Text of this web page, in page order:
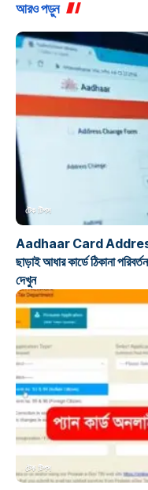
আরও পড়ুন
টেক টিপস
Aadhaar Card
ছাড়াই আধার কার্ডে ঠিকানা
দেখুন
টেক টিপস